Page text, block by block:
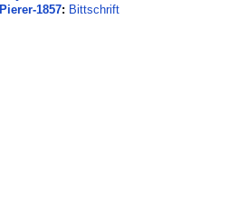
Pierer-1857: Bittschrift